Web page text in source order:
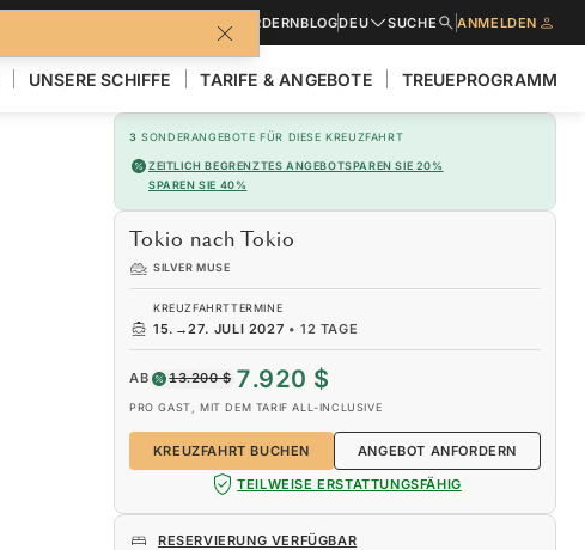
ANGEBOT ANFORDERNBLOGDEU SUCHE ANMELDEN
UNSERE SCHIFFE TARIFE & ANGEBOTE TREUEPROGRAMM
3 SONDERANGEBOTE FÜR DIESE KREUZFAHRT
ZEITLICH BEGRENZTES ANGEBOTSPAREN SIE 20%
SPAREN SIE 40%
Tokio nach Tokio
SILVER MUSE
KREUZFAHRTTERMINE
15. →27. JULI 2027 •12 TAGE
AB 13.200 $ 7.920 $
PRO GAST, MIT DEM TARIF ALL-INCLUSIVE
KREUZFAHRT BUCHEN
ANGEBOT ANFORDERN
TEILWEISE ERSTATTUNGSFÄHIG
RESERVIERUNG VERFÜGBAR